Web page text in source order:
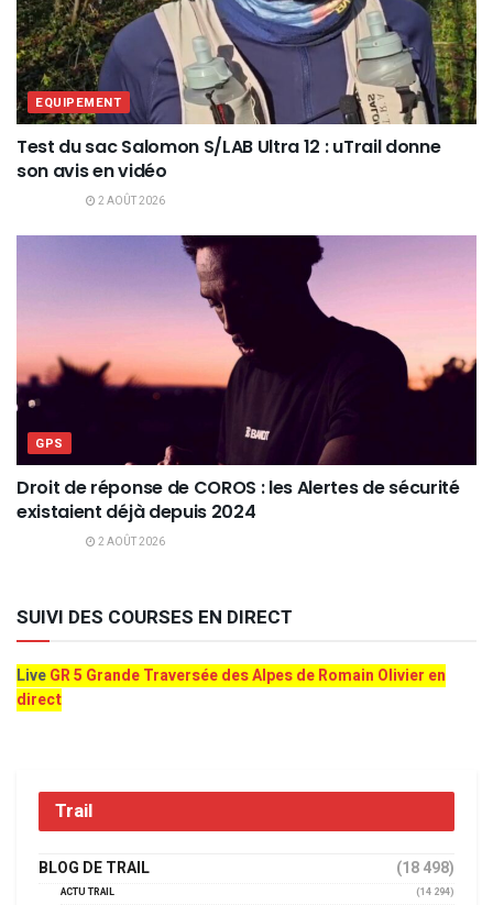
EQUIPEMENT
Test du sac Salomon S/LAB Ultra 12 : uTrail donne
son avis en vidéo
2 AOÛT 2026
GPS
Droit de réponse de COROS : les Alertes de sécurité
existaient déjà depuis 2024
2 AOÛT 2026
SUIVI DES COURSES EN DIRECT
LiveGR 5 Grande Traversée des Alpes de Romain Olivier en
direct
Trail
BLOG DE TRAIL (18 498)
ACTU TRAIL
(14 294)